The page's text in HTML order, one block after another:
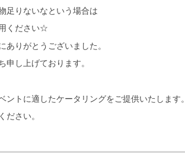
足りないなという場合は
ください☆
ありがとうございました。
申し上げております。
ントに適したケータリングをご提供いたします。
ださい。